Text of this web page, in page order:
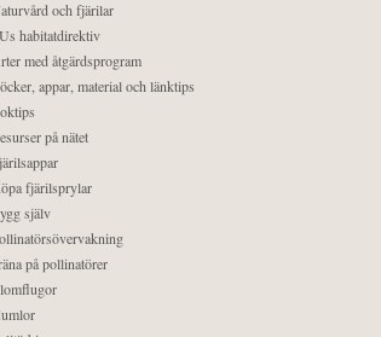
och fjärilar
habitatdirektiv
med åtgärdsprogram
appar, material och länktips
på nätet
fjärilsprylar
själv
på pollinatörer